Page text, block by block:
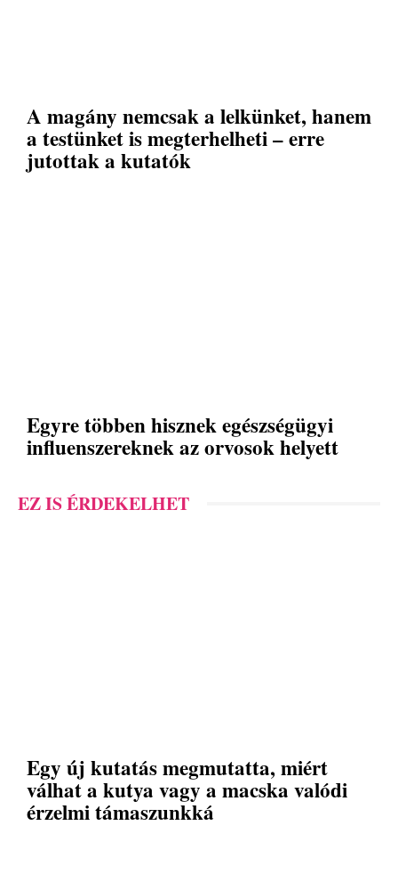
A magány nemcsak a lelkünket, hanem
a testünket is megterhelheti – erre
jutottak a kutatók
Egyre többen hisznek egészségügyi
influenszereknek az orvosok helyett
EZ IS ÉRDEKELHET
Egy új kutatás megmutatta, miért
válhat a kutya vagy a macska valódi
érzelmi támaszunkká